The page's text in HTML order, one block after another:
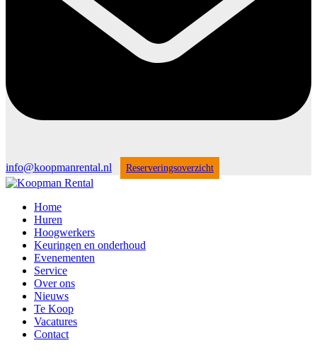
info@koopmanrental.nl Reserveringsoverzicht
Home
Huren
Hoogwerkers
Keuringen en onderhoud
Evenementen
Service
Over ons
Nieuws
Te Koop
Vacatures
Contact